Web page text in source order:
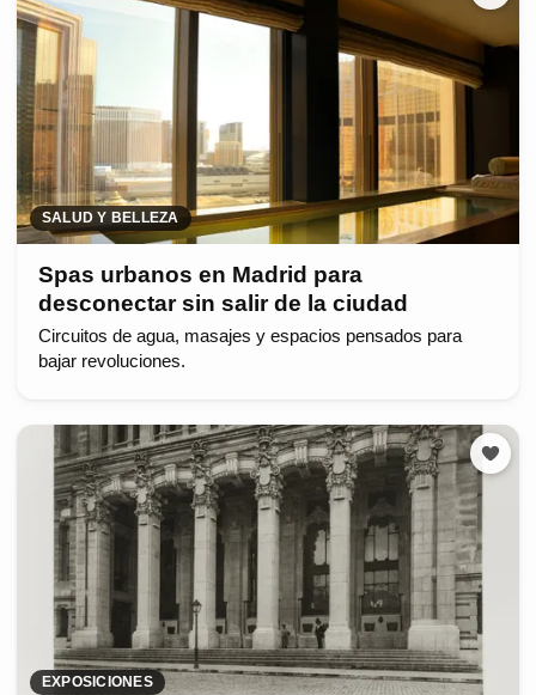
SALUD Y BELLEZA
Spas urbanos en Madrid para
desconectar sin salir de la ciudad
Circuitos de agua, masajes y espacios pensados para
bajar revoluciones.
EXPOSICIONES